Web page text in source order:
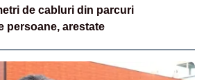
de cabluri din parcuri
persoane, arestate